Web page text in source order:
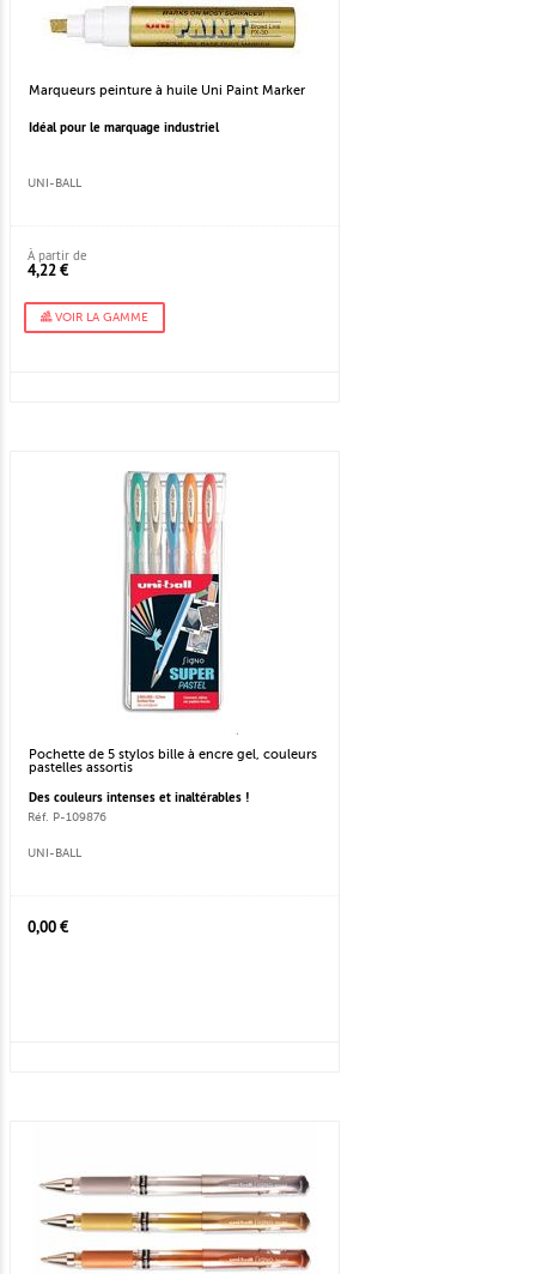
Marqueurs peinture à huile Uni Paint Marker
Idéal pour le marquage industriel
UNI-BALL
À partir de
4,22 €
VOIR LA GAMME
Pochette de 5 stylos bille à encre gel, couleurs
pastelles assortis
Des couleurs intenses et inaltérables !
Réf. P-109876
UNI-BALL
0,00 €